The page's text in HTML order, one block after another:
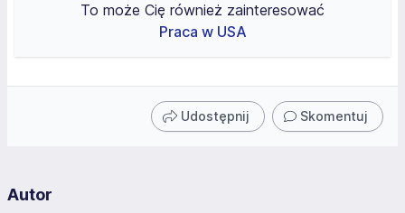
To może Cię również zainteresować
Praca w USA
Udostępnij Skomentuj
Autor